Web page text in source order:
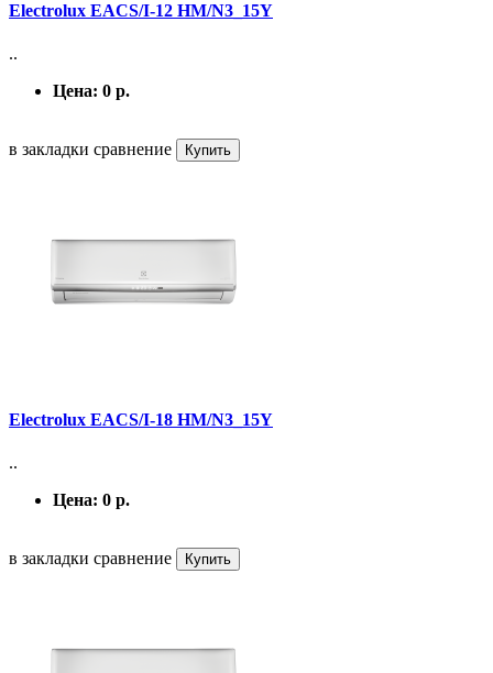
Electrolux EACS/I-12 HM/N3_15Y
..
Цена: 0 р.
в закладки сравнение Купить
Electrolux EACS/I-18 HM/N3_15Y
..
Цена: 0 р.
в закладки сравнение Купить